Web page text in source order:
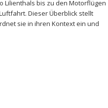
Lilienthals​ bis zu den ⁢Motorflügen
Dieser Überblick stellt⁤
sie in ihren Kontext ein und